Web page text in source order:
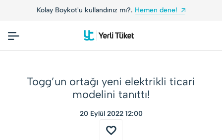
Hemen dene! Yerli Tüketiciler, Yerli
Togg’un ortağı yeni elektrikli ticari
modelini tanıttı!
20 Eylül 2022 12:00